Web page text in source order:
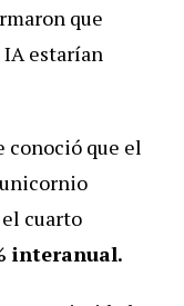
que
IA estarían
conoció que el
cuarto
interanual.